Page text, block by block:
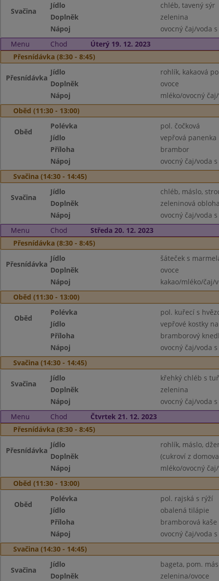
Svačina
Jídlo
chléb, tavený sýr
Doplněk
zelenina
Nápoj
ovocný čaj/voda
Menu
Chod
Úterý 19. 12. 2023
Přesnídávka (8:30 - 8:45)
Přesnídávka
Jídlo
rohlík, kakaová
Doplněk
ovoce
Nápoj
mléko/ovocný
Oběd (11:30 - 13:00)
Oběd
Polévka
pol. čočková
Jídlo
vepřová
Příloha
brambor
Nápoj
ovocný čaj/voda
Svačina (14:30 - 14:45)
Svačina
Jídlo
chléb, máslo,
Doplněk
zeleninová
Nápoj
ovocný čaj/voda
Menu
Chod
Středa 20. 12. 2023
Přesnídávka (8:30 - 8:45)
Přesnídávka
Jídlo
šáteček s
Doplněk
ovoce
Nápoj
kakao/mléko/čaj/
Oběd (11:30 - 13:00)
Oběd
Polévka
pol. kuřecí s
Jídlo
vepřové kostky
Příloha
bramborový
Nápoj
ovocný čaj/voda
Svačina (14:30 - 14:45)
Svačina
Jídlo
křehký chléb s
Doplněk
zelenina
Nápoj
ovocný čaj/voda
Menu
Chod
Čtvrtek 21. 12. 2023
Přesnídávka (8:30 - 8:45)
Přesnídávka
Jídlo
rohlík, máslo,
Doplněk
(cukroví z
Nápoj
mléko/ovocný
Oběd (11:30 - 13:00)
Oběd
Polévka
pol. rajská s rýží
Jídlo
obalená tilápie
Příloha
bramborová kaše
Nápoj
ovocný čaj/voda
Svačina (14:30 - 14:45)
Svačina
Jídlo
bageta, pom.
Doplněk
zelenina/ovoce